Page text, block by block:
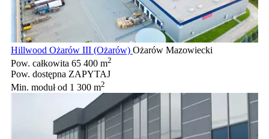
Hillwood Ożarów III (Ożarów) Ożarów Mazowiecki
Pow. całkowita 65 400 m2
Pow. dostępna ZAPYTAJ
Min. modułod 1 300 m2